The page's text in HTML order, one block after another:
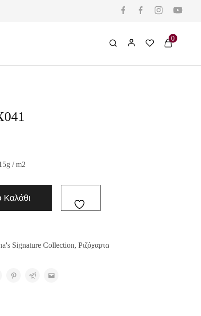
0
/ m2
Καλάθι
Signature Collection, Ριζόχαρτα